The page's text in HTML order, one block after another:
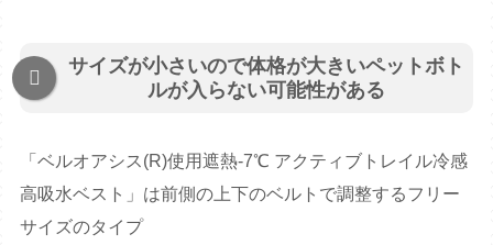
サイズが小さいので体格が大きいペットボト
ルが入らない可能性がある
「ベルオアシス(R)使用遮熱-7℃ アクティブトレイル冷感
高吸水ベスト」は前側の上下のベルトで調整するフリー
サイズのタイプ